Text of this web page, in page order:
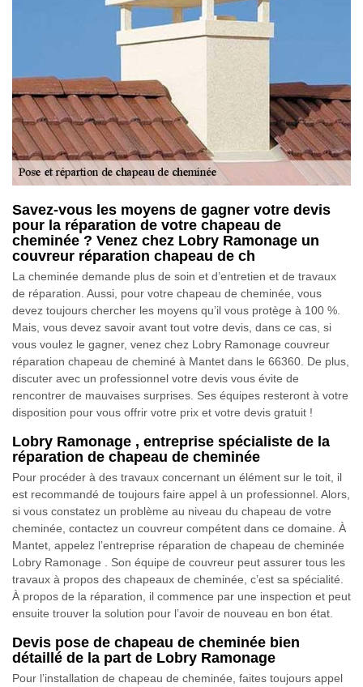
Savez-vous les moyens de gagner votre devis
pour la réparation de votre chapeau de
cheminée ? Venez chez Lobry Ramonage un
couvreur réparation chapeau de ch
La cheminée demande plus de soin et d’entretien et de travaux
de réparation. Aussi, pour votre chapeau de cheminée, vous
devez toujours chercher les moyens qu’il vous protège à 100 %.
Mais, vous devez savoir avant tout votre devis, dans ce cas, si
vous voulez le gagner, venez chez Lobry Ramonage couvreur
réparation chapeau de cheminé à Mantet dans le 66360. De plus,
discuter avec un professionnel votre devis vous évite de
rencontrer de mauvaises surprises. Ses équipes resteront à votre
disposition pour vous offrir votre prix et votre devis gratuit !
Lobry Ramonage , entreprise spécialiste de la
réparation de chapeau de cheminée
Pour procéder à des travaux concernant un élément sur le toit, il
est recommandé de toujours faire appel à un professionnel. Alors,
si vous constatez un problème au niveau du chapeau de votre
cheminée, contactez un couvreur compétent dans ce domaine. À
Mantet, appelez l’entreprise réparation de chapeau de cheminée
Lobry Ramonage . Son équipe de couvreur peut assurer tous les
travaux à propos des chapeaux de cheminée, c’est sa spécialité.
À propos de la réparation, il commence par une inspection et peut
ensuite trouver la solution pour l’avoir de nouveau en bon état.
Devis pose de chapeau de cheminée bien
détaillé de la part de Lobry Ramonage
Pour l’installation de chapeau de cheminée, faites toujours appel